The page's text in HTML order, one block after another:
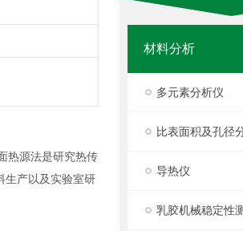
材料分析
多元素分析仪
比表面积及孔径
导热仪
乳胶机械稳定性
热源法是研究热传
生产以及实验室研